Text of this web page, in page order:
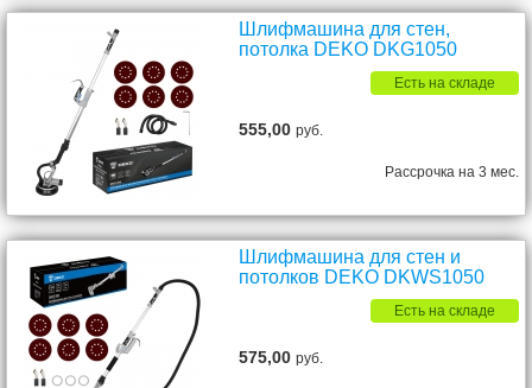
Шлифмашина для стен,
потолка DEKO DKG1050
Есть на складе
555,00руб.
Рассрочка на 3 мес.
Шлифмашина для стен и
потолков DEKO DKWS1050
Есть на складе
575,00руб.